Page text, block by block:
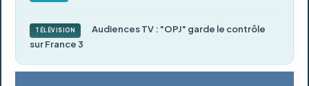
TÉLÉVISION
Audiences TV : "OPJ" garde le contrôle
sur France 3